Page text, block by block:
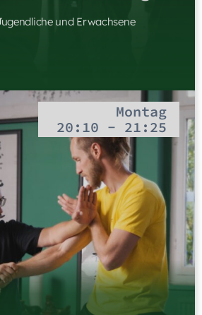
und Erwachsene
Montag
20:10 - 21:25